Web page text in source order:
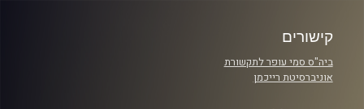
קישורים
ביה"ס סמי עופר לתקשורת
אוניברסיטת רייכמן